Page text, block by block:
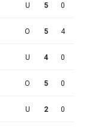
U 5 0
O 5 4
U 4 0
O 5 0
U 2 0